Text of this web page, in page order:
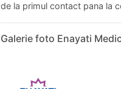
de la primul contact pana la
Galerie foto Enayati